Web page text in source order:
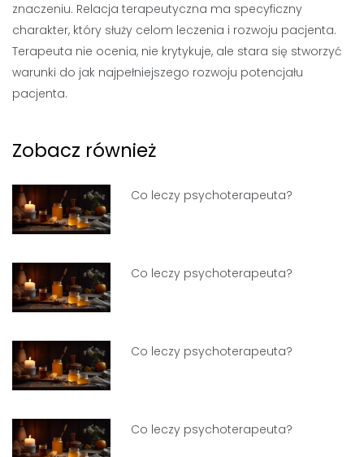
znaczeniu. Relacja terapeutyczna ma specyficzny
charakter, który służy celom leczenia i rozwoju pacjenta.
Terapeuta nie ocenia, nie krytykuje, ale stara się stworzyć
warunki do jak najpełniejszego rozwoju potencjału
pacjenta.
Zobacz również
Co leczy psychoterapeuta?
Co leczy psychoterapeuta?
Co leczy psychoterapeuta?
Co leczy psychoterapeuta?